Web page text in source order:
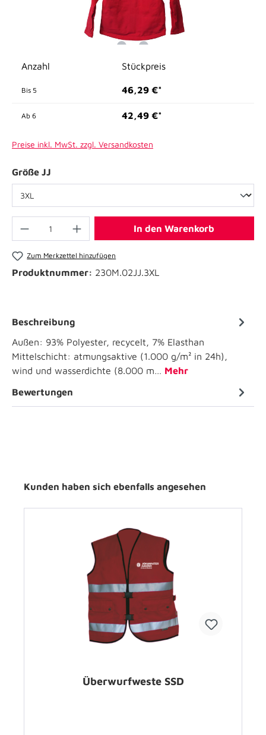
Anzahl Stückpreis
Bis 5 46,29 €*
Ab 6 42,49 €*
Preise inkl. MwSt. zzgl. Versandkosten
Größe JJ
In den Warenkorb
Zum Merkzettel hinzufügen
Produktnummer: 230M.02JJ.3XL
Beschreibung
Außen: 93% Polyester, recycelt, 7% Elasthan
Mittelschicht: atmungsaktive (1.000 g/m² in 24h),
wind und wasserdichte (8.000 m… Mehr
Bewertungen
Kunden haben sich ebenfalls angesehen
Überwurfweste SSD